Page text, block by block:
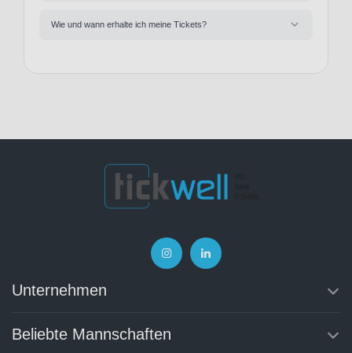
Wie und wann erhalte ich meine Tickets?
Unternehmen
Beliebte Mannschaften